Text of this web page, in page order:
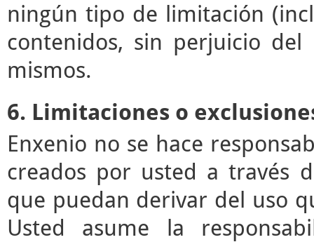
ningún tipo de limitación
contenidos, sin perjuicio
mismos.
6. Limitaciones o
Enxenio no se hace
creados por usted a través
que puedan derivar del uso
Usted asume la